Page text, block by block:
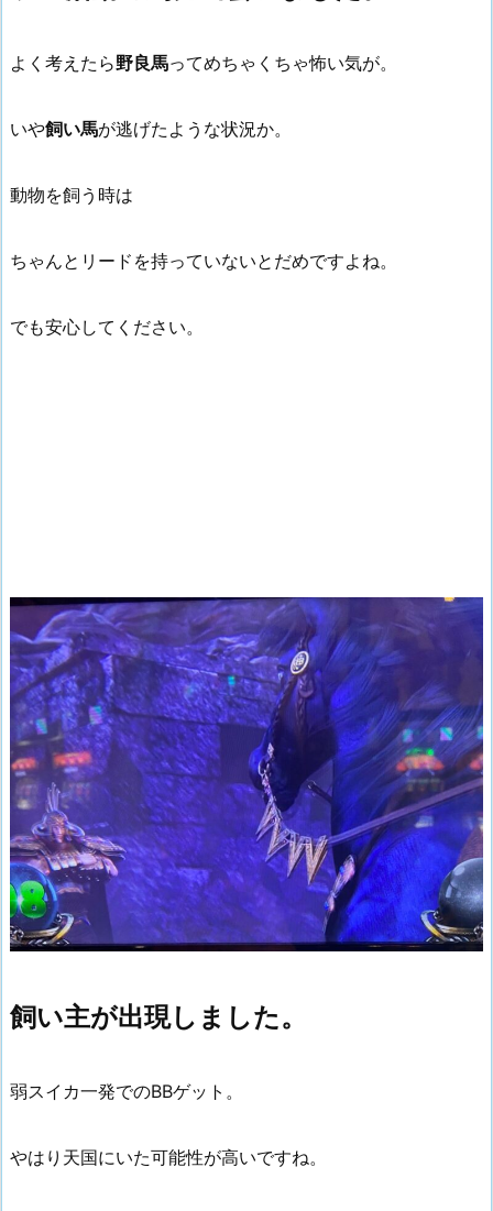
よく考えたら野良馬ってめちゃくちゃ怖い気が。
いや飼い馬が逃げたような状況か。
動物を飼う時は
ちゃんとリードを持っていないとだめですよね。
でも安心してください。
飼い主が出現しました。
弱スイカ一発でのBBゲット。
やはり天国にいた可能性が高いですね。